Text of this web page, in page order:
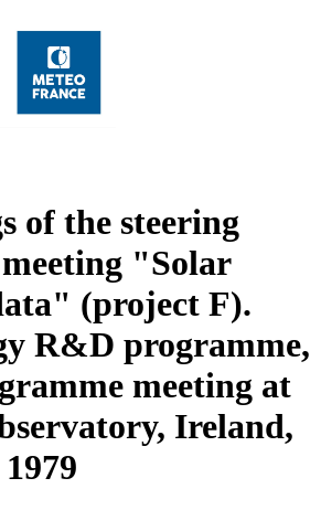
of the steering
"Solar
(project F).
R&D programme,
meeting at
Ireland,